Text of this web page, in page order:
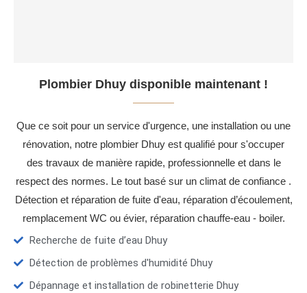
Plombier Dhuy disponible maintenant !
Que ce soit pour un service d'urgence, une installation ou une
rénovation, notre plombier Dhuy est qualifié pour s'occuper
des travaux de manière rapide, professionnelle et dans le
respect des normes. Le tout basé sur un climat de confiance .
Détection et réparation de fuite d'eau, réparation d’écoulement,
remplacement WC ou évier, réparation chauffe-eau - boiler.
Recherche de fuite d’eau Dhuy
Détection de problèmes d'humidité Dhuy
Dépannage et installation de robinetterie Dhuy